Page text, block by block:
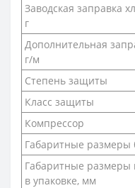
Заводская заправка
г
Дополнительная
г/м
Степень защиты
Класс защиты
Компрессор
Габаритные размеры
Габаритные размеры
в упаковке, мм